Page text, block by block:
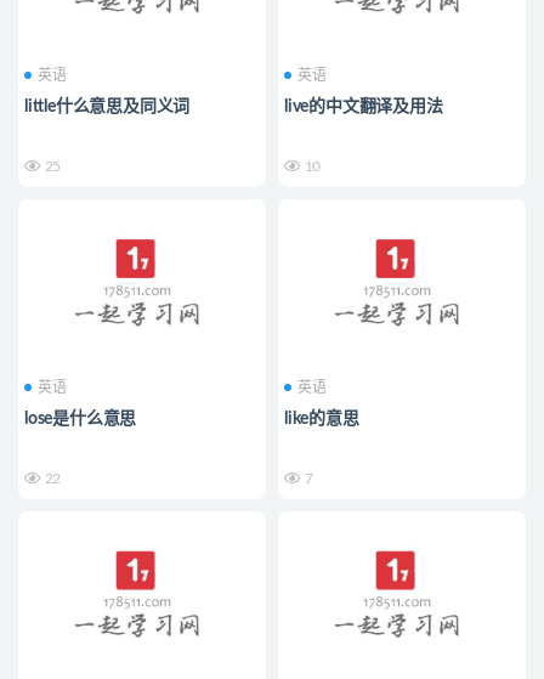
英语
little什么意思及同义词
25
英语
live的中文翻译及用法
10
英语
lose是什么意思
22
英语
like的意思
7